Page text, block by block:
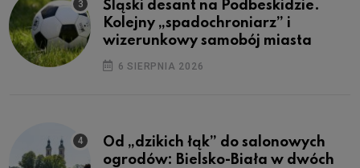
Śląski desant na Podbeskidzie.
Kolejny „spadochroniarz” i
wizerunkowy samobój miasta
6 SIERPNIA 2026
Od „dzikich łąk” do salonowych
ogrodów: Bielsko-Biała w dwóch